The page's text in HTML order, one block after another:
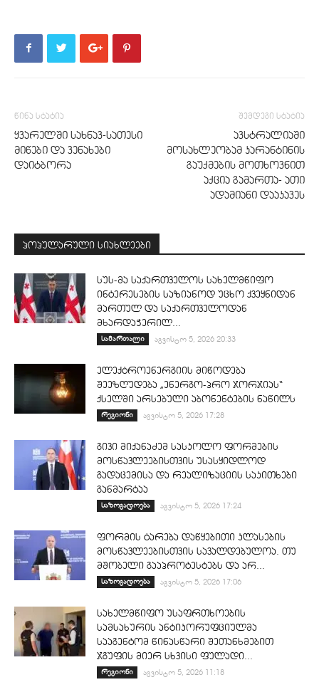
წინა სტატია
ყვარელში სახნავ-სათესი
მიწები და ვენახები
დაიტბორა
შემდეგი სტატია
ავსტრალიაში
მოსახლეობამ კარანტინის
გაუქმების მოთხოვნით
აქცია გამართა- ათი
ადამიანი დააკავეს
პოპულარული სიახლეები
სუს-მა საქართველოს სახელმწიფო
ინტერესების საზიანოდ უცხო ქვეყნიდან
მართულ და საქართველოდან
მხარდაჭერილ...
სამართალი აგვისტო 5, 2026 20:33
ელექტროენერგიის მიწოდება
შეეზღუდება „ენერგო-პრო ჯორჯიას“
ქსელში არსებული აბონენტების ნაწილს
რეგიონი აგვისტო 5, 2026 17:28
გივი მიქანაძემ სასკოლო ფორმების
მოსწავლეებისთვის უსასყიდლოდ
გადაცემისა და რეალიზაციის საკითხები
განმარტაა
საზოგადოება აგვისტო 5, 2026 17:24
ფორმის ტარება დაწყებითი კლასების
მოსწავლეებისთვის სავალდებულოა. თუ
მშობელი გააპროტესტებს და არ...
საზოგადოება აგვისტო 5, 2026 17:06
სახელმწიფო უსაფრთხოების
სამსახურის ანტიკორუფციულმა
სააგენტომ წინასწარი შეთანხმებით
ჯგუფის მიერ სხვისი ფულადი...
რეგიონი აგვისტო 5, 2026 11:18